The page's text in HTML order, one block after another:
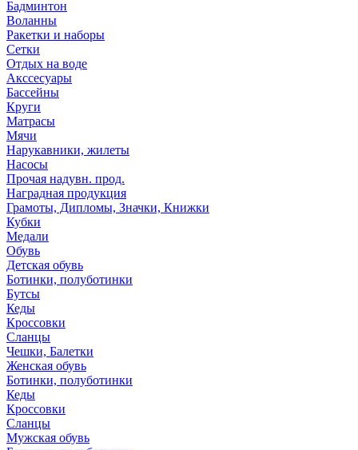
Бадминтон
Воланны
Ракетки и наборы
Сетки
Отдых на воде
Акссесуары
Бассейны
Круги
Матрасы
Мячи
Нарукавники, жилеты
Насосы
Прочая надувн. прод.
Наградная продукция
Грамоты, Дипломы, Значки, Книжки
Кубки
Медали
Обувь
Детская обувь
Ботинки, полуботинки
Бутсы
Кеды
Кроссовки
Сланцы
Чешки, Балетки
Женская обувь
Ботинки, полуботинки
Кеды
Кроссовки
Сланцы
Мужская обувь